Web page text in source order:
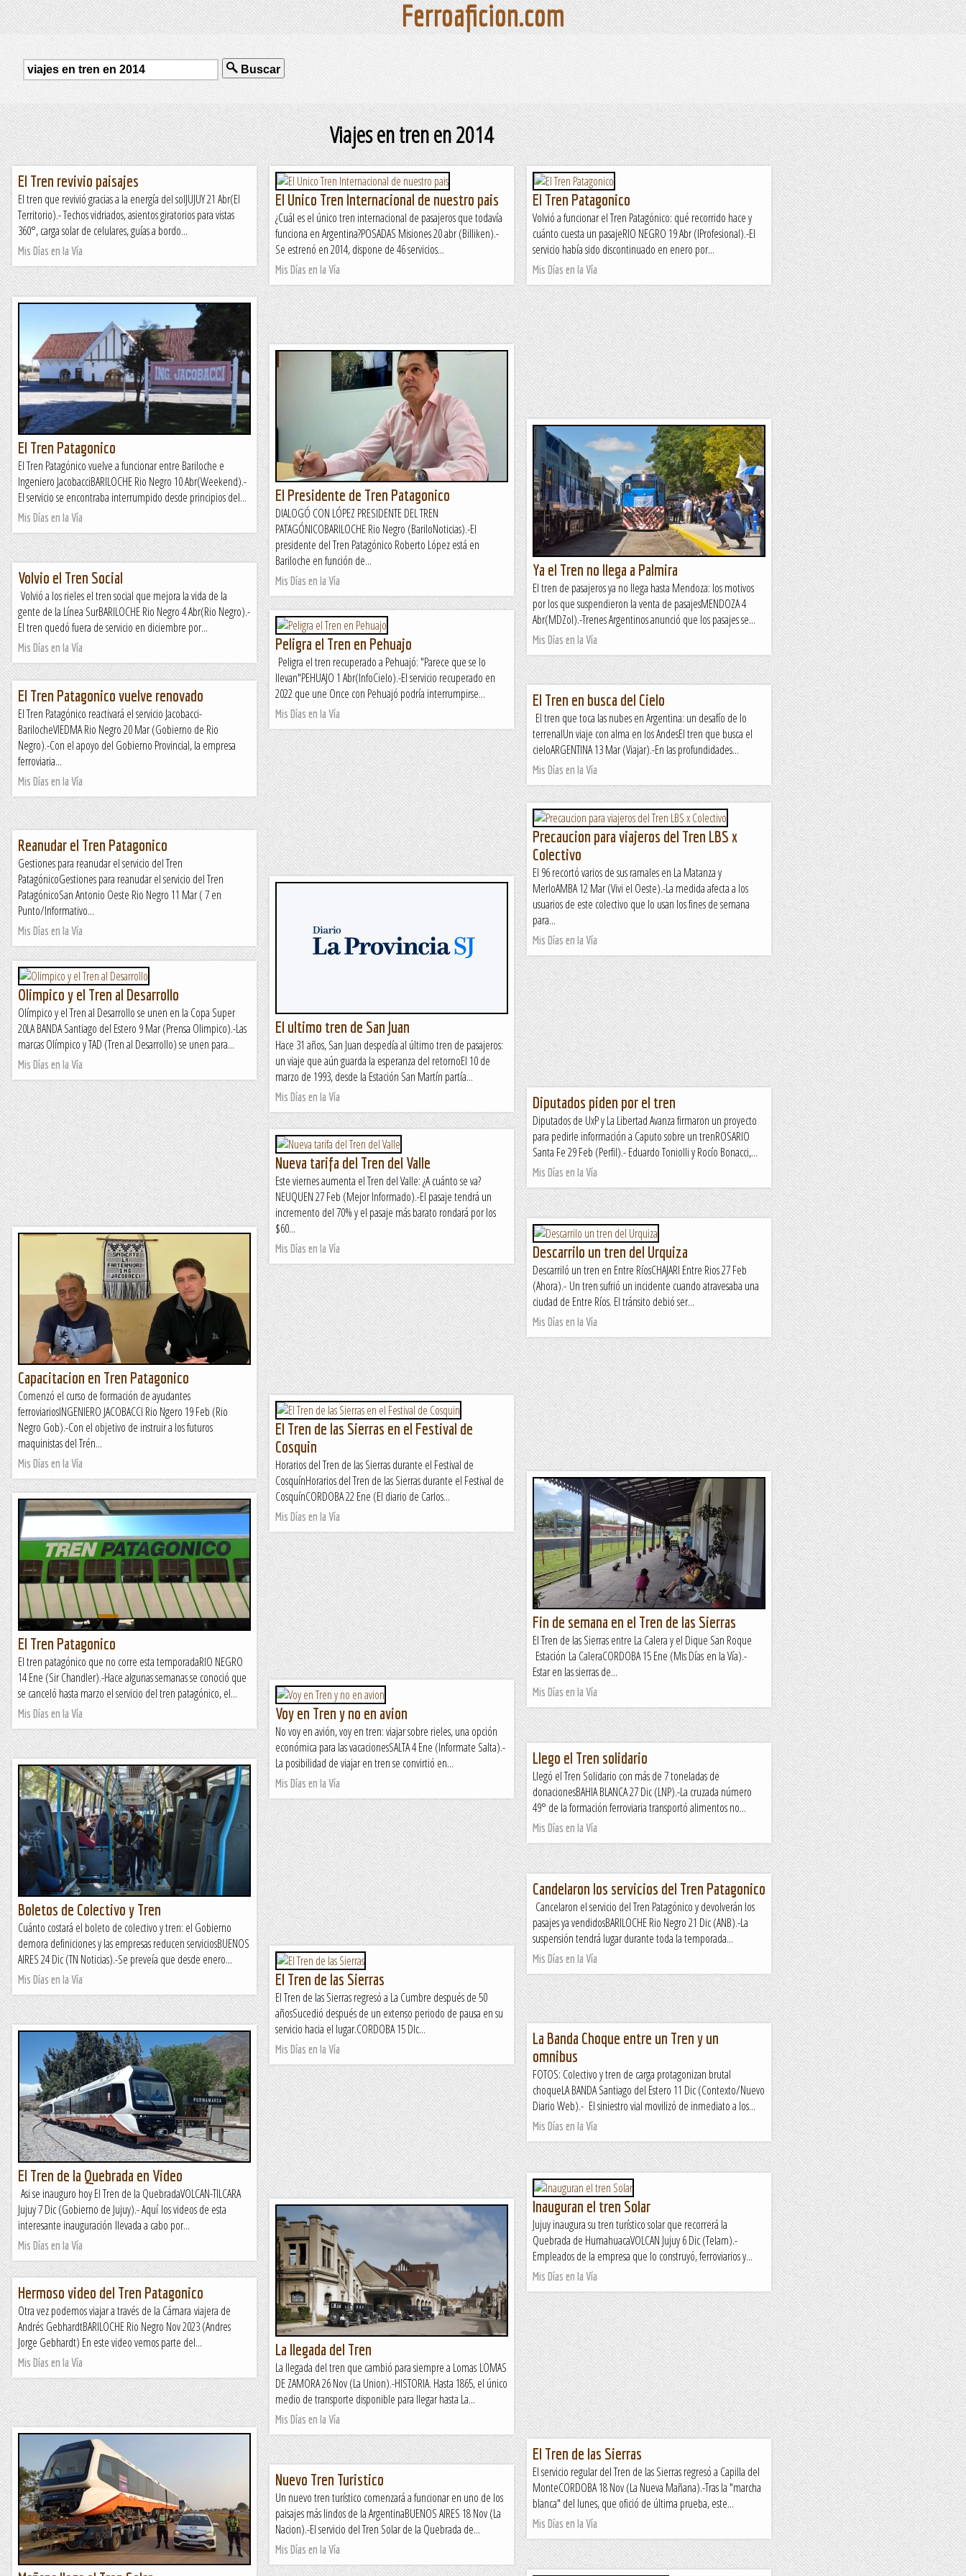
Ferroaficion.com
Buscar
Viajes en tren en 2014
El Tren revivio paisajes
El tren que revivió gracias a la energía del solJUJUY 21 Abr(El
Territorio).- Techos vidriados, asientos giratorios para vistas
360°, carga solar de celulares, guías a bordo...
Mis Días en la Vía
El Unico Tren Internacional de nuestro pais
¿Cuál es el único tren internacional de pasajeros que todavía
funciona en Argentina?POSADAS Misiones 20 abr (Billiken).-
Se estrenó en 2014, dispone de 46 servicios...
Mis Días en la Vía
El Tren Patagonico
Volvió a funcionar el Tren Patagónico: qué recorrido hace y
cuánto cuesta un pasajeRIO NEGRO 19 Abr (IProfesional).-El
servicio había sido discontinuado en enero por...
Mis Días en la Vía
El Tren Patagonico
El Tren Patagónico vuelve a funcionar entre Bariloche e
Ingeniero JacobacciBARILOCHE Rio Negro 10 Abr(Weekend).-
El servicio se encontraba interrumpido desde principios del...
Mis Días en la Vía
El Presidente de Tren Patagonico
DIALOGÓ CON LÓPEZ PRESIDENTE DEL TREN
PATAGÓNICOBARILOCHE Rio Negro (BariloNoticias).-El
presidente del Tren Patagónico Roberto López está en
Bariloche en función de...
Mis Días en la Vía
Ya el Tren no llega a Palmira
El tren de pasajeros ya no llega hasta Mendoza: los motivos
por los que suspendieron la venta de pasajesMENDOZA 4
Abr(MDZol).-Trenes Argentinos anunció que los pasajes se...
Mis Días en la Vía
Volvio el Tren Social
Volvió a los rieles el tren social que mejora la vida de la
gente de la Línea SurBARILOCHE Rio Negro 4 Abr(Rio Negro).-
El tren quedó fuera de servicio en diciembre por...
Mis Días en la Vía Peligra el Tren en Pehuajo
Peligra el tren recuperado a Pehuajó: "Parece que se lo
llevan"PEHUAJO 1 Abr(InfoCielo).-El servicio recuperado en
2022 que une Once con Pehuajó podría interrumpirse...
Mis Días en la Vía
El Tren Patagonico vuelve renovado
El Tren Patagónico reactivará el servicio Jacobacci-
BarilocheVIEDMA Rio Negro 20 Mar (Gobierno de Rio
Negro).-Con el apoyo del Gobierno Provincial, la empresa
ferroviaria...
Mis Días en la Vía
El Tren en busca del Cielo
El tren que toca las nubes en Argentina: un desafío de lo
terrenalUn viaje con alma en los AndesEl tren que busca el
cieloARGENTINA 13 Mar (Viajar).-En las profundidades...
Mis Días en la Vía
Precaucion para viajeros del Tren LBS x
Colectivo
El 96 recortó varios de sus ramales en La Matanza y
MerloAMBA 12 Mar (Vivi el Oeste).-La medida afecta a los
usuarios de este colectivo que lo usan los fines de semana
para...
Mis Días en la Vía
Reanudar el Tren Patagonico
Gestiones para reanudar el servicio del Tren
PatagónicoGestiones para reanudar el servicio del Tren
PatagónicoSan Antonio Oeste Rio Negro 11 Mar ( 7 en
Punto/Informativo...
Mis Días en la Vía
El ultimo tren de San Juan
Hace 31 años, San Juan despedía al último tren de pasajeros:
un viaje que aún guarda la esperanza del retornoEl 10 de
marzo de 1993, desde la Estación San Martín partía...
Mis Días en la Vía
Olimpico y el Tren al Desarrollo
Olímpico y el Tren al Desarrollo se unen en la Copa Super
20LA BANDA Santiago del Estero 9 Mar (Prensa Olimpico).-Las
marcas Olímpico y TAD (Tren al Desarrollo) se unen para...
Mis Días en la Vía
Diputados piden por el tren
Diputados de UxP y La Libertad Avanza firmaron un proyecto
para pedirle información a Caputo sobre un trenROSARIO
Santa Fe 29 Feb (Perfil).- Eduardo Toniolli y Rocío Bonacci,...
Mis Días en la Vía
Nueva tarifa del Tren del Valle
Este viernes aumenta el Tren del Valle: ¿A cuánto se va?
NEUQUEN 27 Feb (Mejor Informado).-El pasaje tendrá un
incremento del 70% y el pasaje más barato rondará por los
$60...
Mis Días en la Vía Descarrilo un tren del Urquiza
Descarriló un tren en Entre RíosCHAJARI Entre Rios 27 Feb
(Ahora).- Un tren sufrió un incidente cuando atravesaba una
ciudad de Entre Ríos. El tránsito debió ser...
Mis Días en la Vía
Capacitacion en Tren Patagonico
Comenzó el curso de formación de ayudantes
ferroviariosINGENIERO JACOBACCI Rio Ngero 19 Feb (Rio
Negro Gob).-Con el objetivo de instruir a los futuros
maquinistas del Trén...
Mis Días en la Vía
El Tren de las Sierras en el Festival de
Cosquin
Horarios del Tren de las Sierras durante el Festival de
CosquínHorarios del Tren de las Sierras durante el Festival de
CosquínCORDOBA 22 Ene (El diario de Carlos...
Mis Días en la Vía
Fin de semana en el Tren de las Sierras
El Tren de las Sierras entre La Calera y el Dique San Roque
Estación La CaleraCORDOBA 15 Ene (Mis Días en la Vía).-
Estar en las sierras de...
Mis Días en la Vía
El Tren Patagonico
El tren patagónico que no corre esta temporadaRIO NEGRO
14 Ene (Sir Chandler).-Hace algunas semanas se conoció que
se canceló hasta marzo el servicio del tren patagónico, el...
Mis Días en la Vía Voy en Tren y no en avion
No voy en avión, voy en tren: viajar sobre rieles, una opción
económica para las vacacionesSALTA 4 Ene (Informate Salta).-
La posibilidad de viajar en tren se convirtió en...
Mis Días en la Vía
Llego el Tren solidario
Llegó el Tren Solidario con más de 7 toneladas de
donacionesBAHIA BLANCA 27 Dic (LNP).-La cruzada número
49° de la formación ferroviaria transportó alimentos no...
Mis Días en la Vía
Boletos de Colectivo y Tren
Cuánto costará el boleto de colectivo y tren: el Gobierno
demora definiciones y las empresas reducen serviciosBUENOS
AIRES 24 Dic (TN Noticias).-Se preveía que desde enero...
Mis Días en la Vía
Candelaron los servicios del Tren Patagonico
Cancelaron el servicio del Tren Patagónico y devolverán los
pasajes ya vendidosBARILOCHE Rio Negro 21 Dic (ANB).-La
suspensión tendrá lugar durante toda la temporada...
Mis Días en la Vía
El Tren de las Sierras
El Tren de las Sierras regresó a La Cumbre después de 50
añosSucedió después de un extenso periodo de pausa en su
servicio hacia el lugar.CORDOBA 15 DIc...
Mis Días en la Vía
La Banda Choque entre un Tren y un
omnibus
FOTOS: Colectivo y tren de carga protagonizan brutal
choqueLA BANDA Santiago del Estero 11 Dic (Contexto/Nuevo
Diario Web).- El siniestro vial movilizó de inmediato a los...
Mis Días en la Vía
El Tren de la Quebrada en Video
Asi se inauguro hoy El Tren de la QuebradaVOLCAN-TILCARA
Jujuy 7 Dic (Gobierno de Jujuy).- Aquí los videos de esta
interesante inauguración llevada a cabo por...
Mis Días en la Vía
Inauguran el tren Solar
Jujuy inaugura su tren turístico solar que recorrerá la
Quebrada de HumahuacaVOLCAN Jujuy 6 Dic (Telam).-
Empleados de la empresa que lo construyó, ferroviarios y...
Mis Días en la Vía
La llegada del Tren
La llegada del tren que cambió para siempre a Lomas LOMAS
DE ZAMORA 26 Nov (La Union).-HISTORIA. Hasta 1865, el único
medio de transporte disponible para llegar hasta La...
Mis Días en la Vía
Hermoso video del Tren Patagonico
Otra vez podemos viajar a través de la Cámara viajera de
Andrés GebhardtBARILOCHE Rio Negro Nov 2023 (Andres
Jorge Gebhardt) En este video vemos parte del...
Mis Días en la Vía
El Tren de las Sierras
El servicio regular del Tren de las Sierras regresó a Capilla del
MonteCORDOBA 18 Nov (La Nueva Mañana).-Tras la "marcha
blanca" del lunes, que ofició de última prueba, este...
Mis Días en la Vía
Nuevo Tren Turistico
Un nuevo tren turístico comenzará a funcionar en uno de los
paisajes más lindos de la ArgentinaBUENOS AIRES 18 Nov (La
Nacion).-El servicio del Tren Solar de la Quebrada de...
Mis Días en la Vía